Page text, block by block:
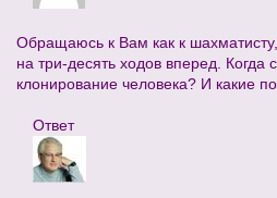
Обращаюсь к Вам как к
на три-десять ходов вперед. Когда
клонирование человека? И какие
Ответ